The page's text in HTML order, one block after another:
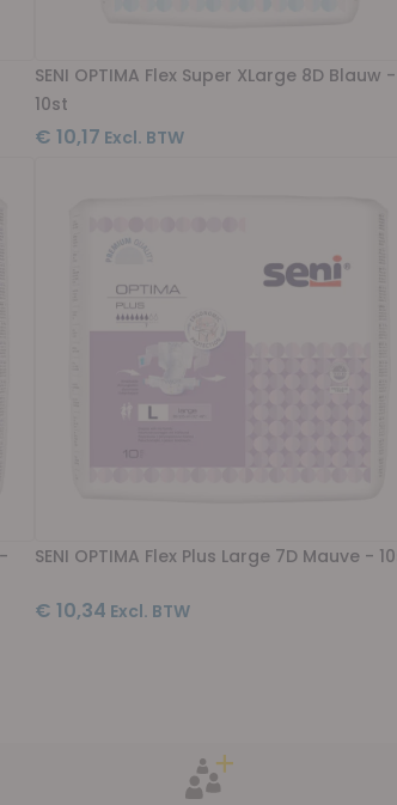
SENI OPTIMA Flex Super XLarge 8D Blauw -
10st
€ 10,17
SENI OPTIMA Flex Plus Large 7D Mauve -
€ 10,34